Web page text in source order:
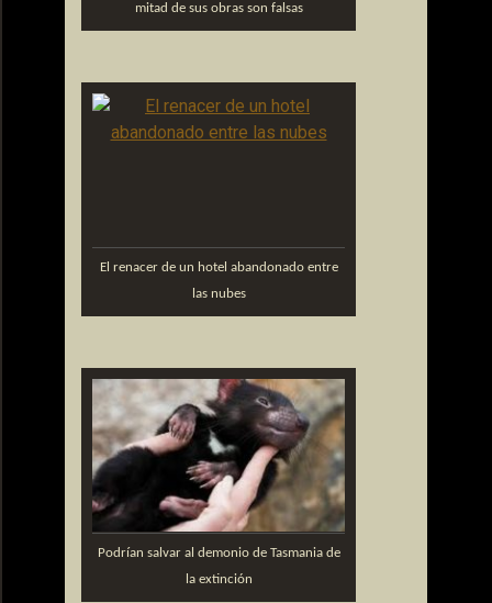
mitad de sus obras son falsas
El renacer de un hotel abandonado entre
las nubes
Podrían salvar al demonio de Tasmania de
la extinción